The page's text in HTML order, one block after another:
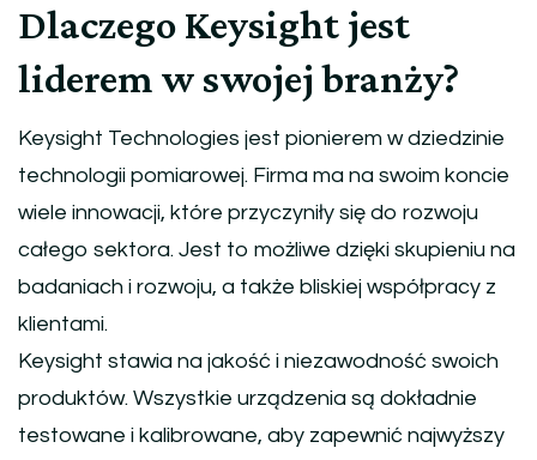
Dlaczego Keysight jest
liderem w swojej branży?
Keysight Technologies jest pionierem w dziedzinie
technologii pomiarowej. Firma ma na swoim koncie
wiele innowacji, które przyczyniły się do rozwoju
całego sektora. Jest to możliwe dzięki skupieniu na
badaniach i rozwoju, a także bliskiej współpracy z
klientami.
Keysight stawia na jakość i niezawodność swoich
produktów. Wszystkie urządzenia są dokładnie
testowane i kalibrowane, aby zapewnić najwyższy